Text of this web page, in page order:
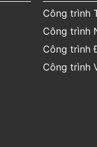
Công trình
Công trình
Công trình
Công trình